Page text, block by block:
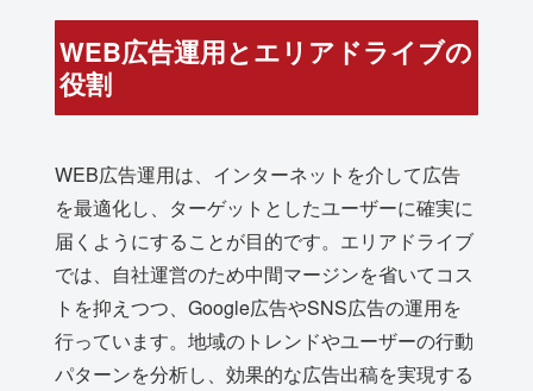
WEB広告運用とエリアドライブの
役割
WEB広告運用は、インターネットを介して広告
を最適化し、ターゲットとしたユーザーに確実に
届くようにすることが目的です。エリアドライブ
では、自社運営のため中間マージンを省いてコス
トを抑えつつ、Google広告やSNS広告の運用を
行っています。地域のトレンドやユーザーの行動
パターンを分析し、効果的な広告出稿を実現する